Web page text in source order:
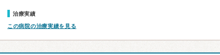
治療実績
この病院の治療実績を見る